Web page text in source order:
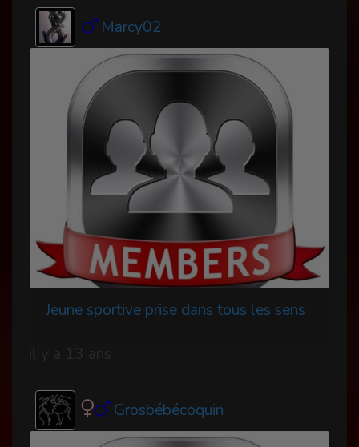
Marcy02
Jeune sportive prise dans tous les sens
Grosbébécoquin